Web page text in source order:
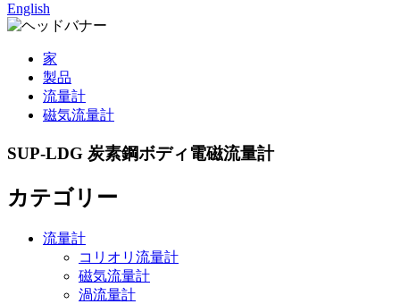
English
家
製品
流量計
磁気流量計
SUP-LDG 炭素鋼ボディ電磁流量計
カテゴリー
流量計
コリオリ流量計
磁気流量計
渦流量計